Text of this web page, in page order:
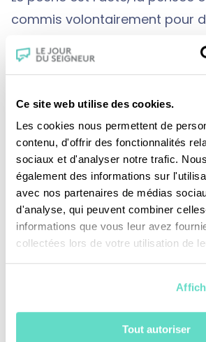
Ce site web utilise des cookies.
Les cookies nous permettent de
contenu, d'offrir des fonctionnalités
sociaux et d'analyser notre trafic.
également des informations sur
avec nos partenaires de médias
d'analyse, qui peuvent combiner
informations que vous leur avez
collectées lors de votre utilisation de
Tout autoriser
commis volontairement pour
te connais, je sais ce que tu
librement et volontairement je
faut-il Le connaître.
Le péché ne se situe donc pas
dans la sphère de la morale
dans celle de la foi. Le pire
péché est qu’il nous aveugle
Si le premier Adam marque